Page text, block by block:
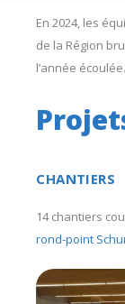
En 2024, les
de la Région
l’année écoulée.
CHANTIERS
14 chantiers
rond-point